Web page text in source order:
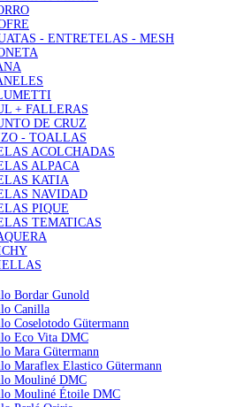
- ENTRETELAS - MESH
+ FALLERAS
DE CRUZ
- TOALLAS
ACOLCHADAS
ALPACA
KATIA
NAVIDAD
PIQUE
TEMATICAS
Bordar Gunold
Canilla
Coselotodo Gütermann
Eco Vita DMC
Mara Gütermann
Maraflex Elastico Gütermann
Mouliné DMC
Mouliné Étoile DMC